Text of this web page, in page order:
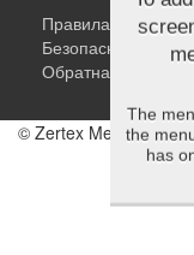
Правила
Безопасность
Обратная связь
© Zertex Media 2026
To
The
the
has